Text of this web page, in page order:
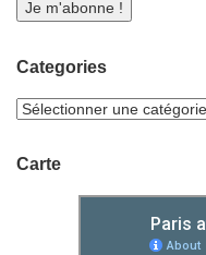
Categories
Carte